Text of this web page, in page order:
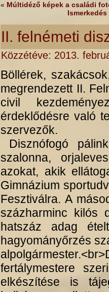
« Múltidéző képek a családi
II. felnémeti
Közzétéve: 2013.
Böllérek,
megrendezett II.
civil
érdeklődésre való
szervezők.
Disznófogó
szalonna,
azokat, akik
Gimnázium
Fesztiválra. A
százharminc kilós
hatszáz adag
hagyományőrzés
fertálymestere
elkészítése is